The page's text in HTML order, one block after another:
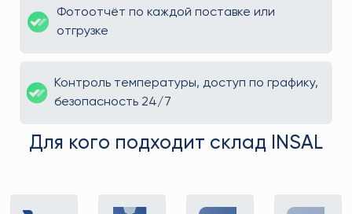
Фотоотчёт по каждой поставке или
отгрузке
Контроль температуры, доступ по графику,
безопасность 24/7
Для кого подходит склад INSAL